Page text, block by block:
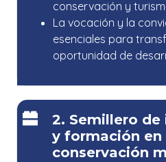
conservación y
La vocación y la
esenciales para
oportunidad de
2. Semillero
y formación en
conservación